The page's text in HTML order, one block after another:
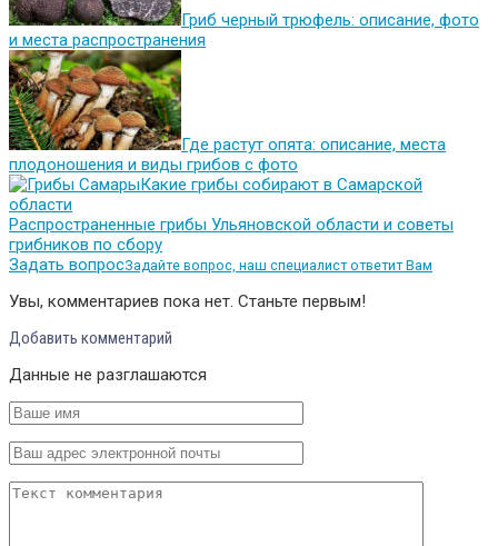
Гриб черный трюфель: описание, фото
и места распространения
Где растут опята: описание, места
плодоношения и виды грибов с фото
Какие грибы собирают в Самарской
области
Распространенные грибы Ульяновской области и советы
грибников по сбору
Задать вопросЗадайте вопрос, наш специалист ответит Вам
Увы, комментариев пока нет. Станьте первым!
Добавить комментарий
Данные не разглашаются